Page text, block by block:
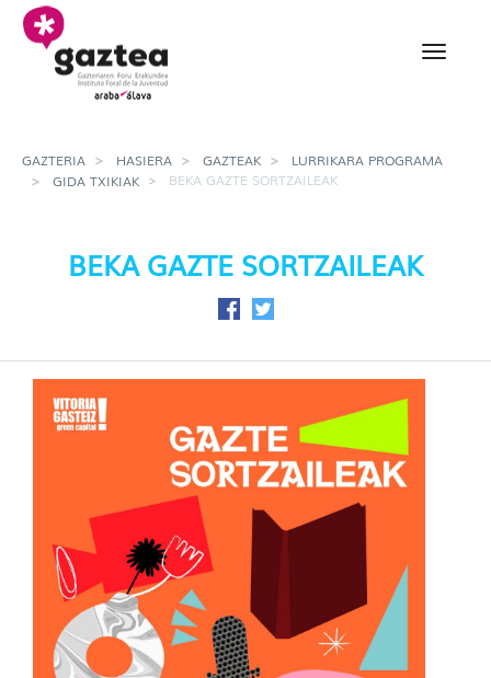
Eduki nagusira joan
Beka Gazte
GAZTERIA HASIERA GAZTEAK
LURRIKARA PROGRAMA
GIDA TXIKIAK
BEKA GAZTE SORTZAILEAK
BEKA GAZTE SORTZAILEAK
Facebook-en partekatu
Twitter-en partekatu